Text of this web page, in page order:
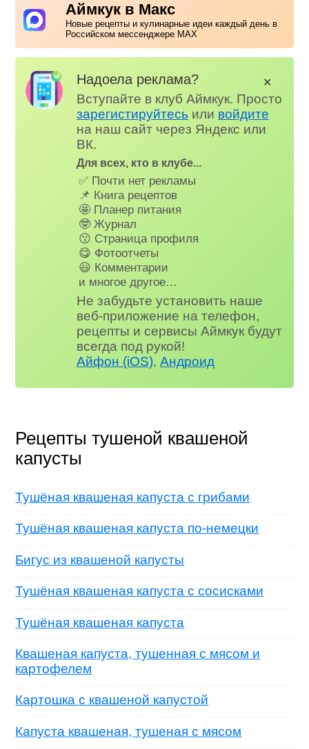
Аймкук в Макс
Новые рецепты и кулинарные идеи каждый день в
Российском мессенджере MAX
Надоела реклама?
Вступайте в клуб Аймкук. Просто
зарегистируйтесь или войдите
на наш сайт через Яндекс или
ВК.
Для всех, кто в клубе...
✅ Почти нет рекламы
📌 Книга рецептов
🤩 Планер питания
🤓 Журнал
😗 Страница профиля
😋 Фотоотчеты
😃 Комментарии
и многое другое…
Не забудьте установить наше
веб-приложение на телефон,
рецепты и сервисы Аймкук будут
всегда под рукой!
Айфон (iOS),Андроид
✕
Рецепты тушеной квашеной
капусты
Тушёная квашеная капуста с грибами
Тушёная квашеная капуста по-немецки
Бигус из квашеной капусты
Тушёная квашеная капуста с сосисками
Тушёная квашеная капуста
Квашеная капуста, тушенная с мясом и
картофелем
Картошка с квашеной капустой
Капуста квашеная, тушеная с мясом